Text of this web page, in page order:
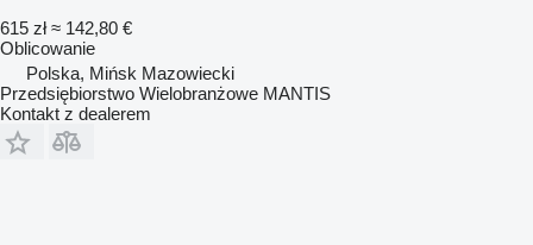
615 zł ≈ 142,80 €
Oblicowanie
Polska, Mińsk Mazowiecki
Przedsiębiorstwo Wielobranżowe MANTIS
Kontakt z dealerem